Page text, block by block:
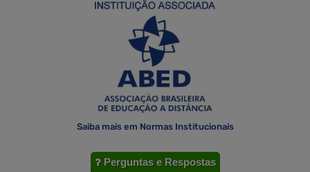
Saiba mais em Normas Institucionais
Perguntas e Respostas